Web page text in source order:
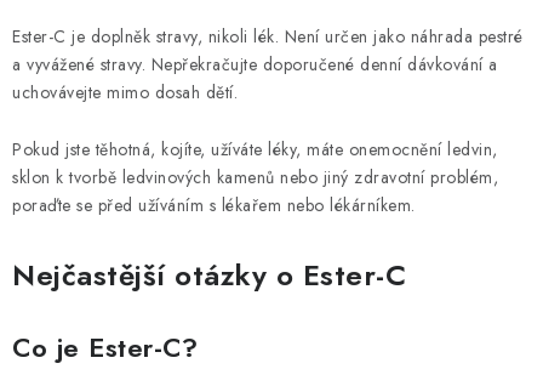
Ester-C je doplněk stravy, nikoli lék. Není určen jako náhrada pestré
a vyvážené stravy. Nepřekračujte doporučené denní dávkování a
uchovávejte mimo dosah dětí.
Pokud jste těhotná, kojíte, užíváte léky, máte onemocnění ledvin,
sklon k tvorbě ledvinových kamenů nebo jiný zdravotní problém,
poraďte se před užíváním s lékařem nebo lékárníkem.
Nejčastější otázky o Ester-C
Co je Ester-C?